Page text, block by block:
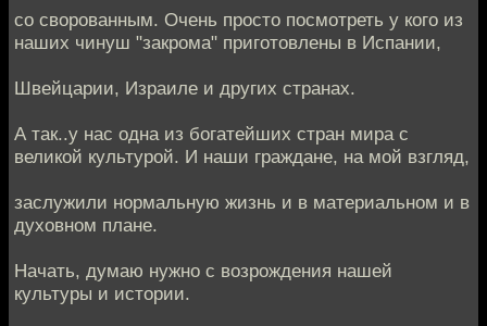
со сворованным. Очень просто посмотреть у кого из
наших чинуш "закрома" приготовлены в Испании,
Швейцарии, Израиле и других странах.
А так..у нас одна из богатейших стран мира с
великой культурой. И наши граждане, на мой взгляд,
заслужили нормальную жизнь и в материальном и в
духовном плане.
Начать, думаю нужно с возрождения нашей
культуры и истории.